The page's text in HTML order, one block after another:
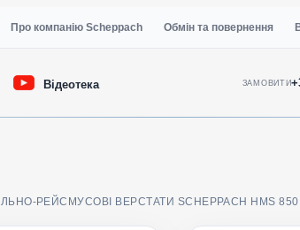
Про компанію Scheppach Обмін та повернення
Відеотека ЗАМОВИТИ
РЕЙСМУСОВІ ВЕРСТАТИ SCHEPPACH HMS 850